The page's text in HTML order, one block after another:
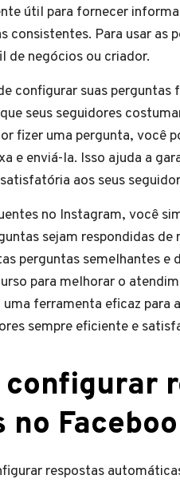
útil para fornecer
consistentes. Para usar as
de negócios ou criador.
configurar suas
seus seguidores
fizer uma pergunta, você
e enviá-la. Isso ajuda a
aos seus
no Instagram, você
sejam respondidas
perguntas semelhantes e
para melhorar o
ferramenta eficaz para
sempre eficiente e
configurar
respostas